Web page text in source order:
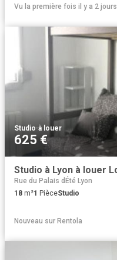
Vu la première fois il y a 2 jours
Studio·à louer
625 €
Rue du Palais dÉté Lyon
18 m²1 PièceStudio
Nouveau sur Rentola